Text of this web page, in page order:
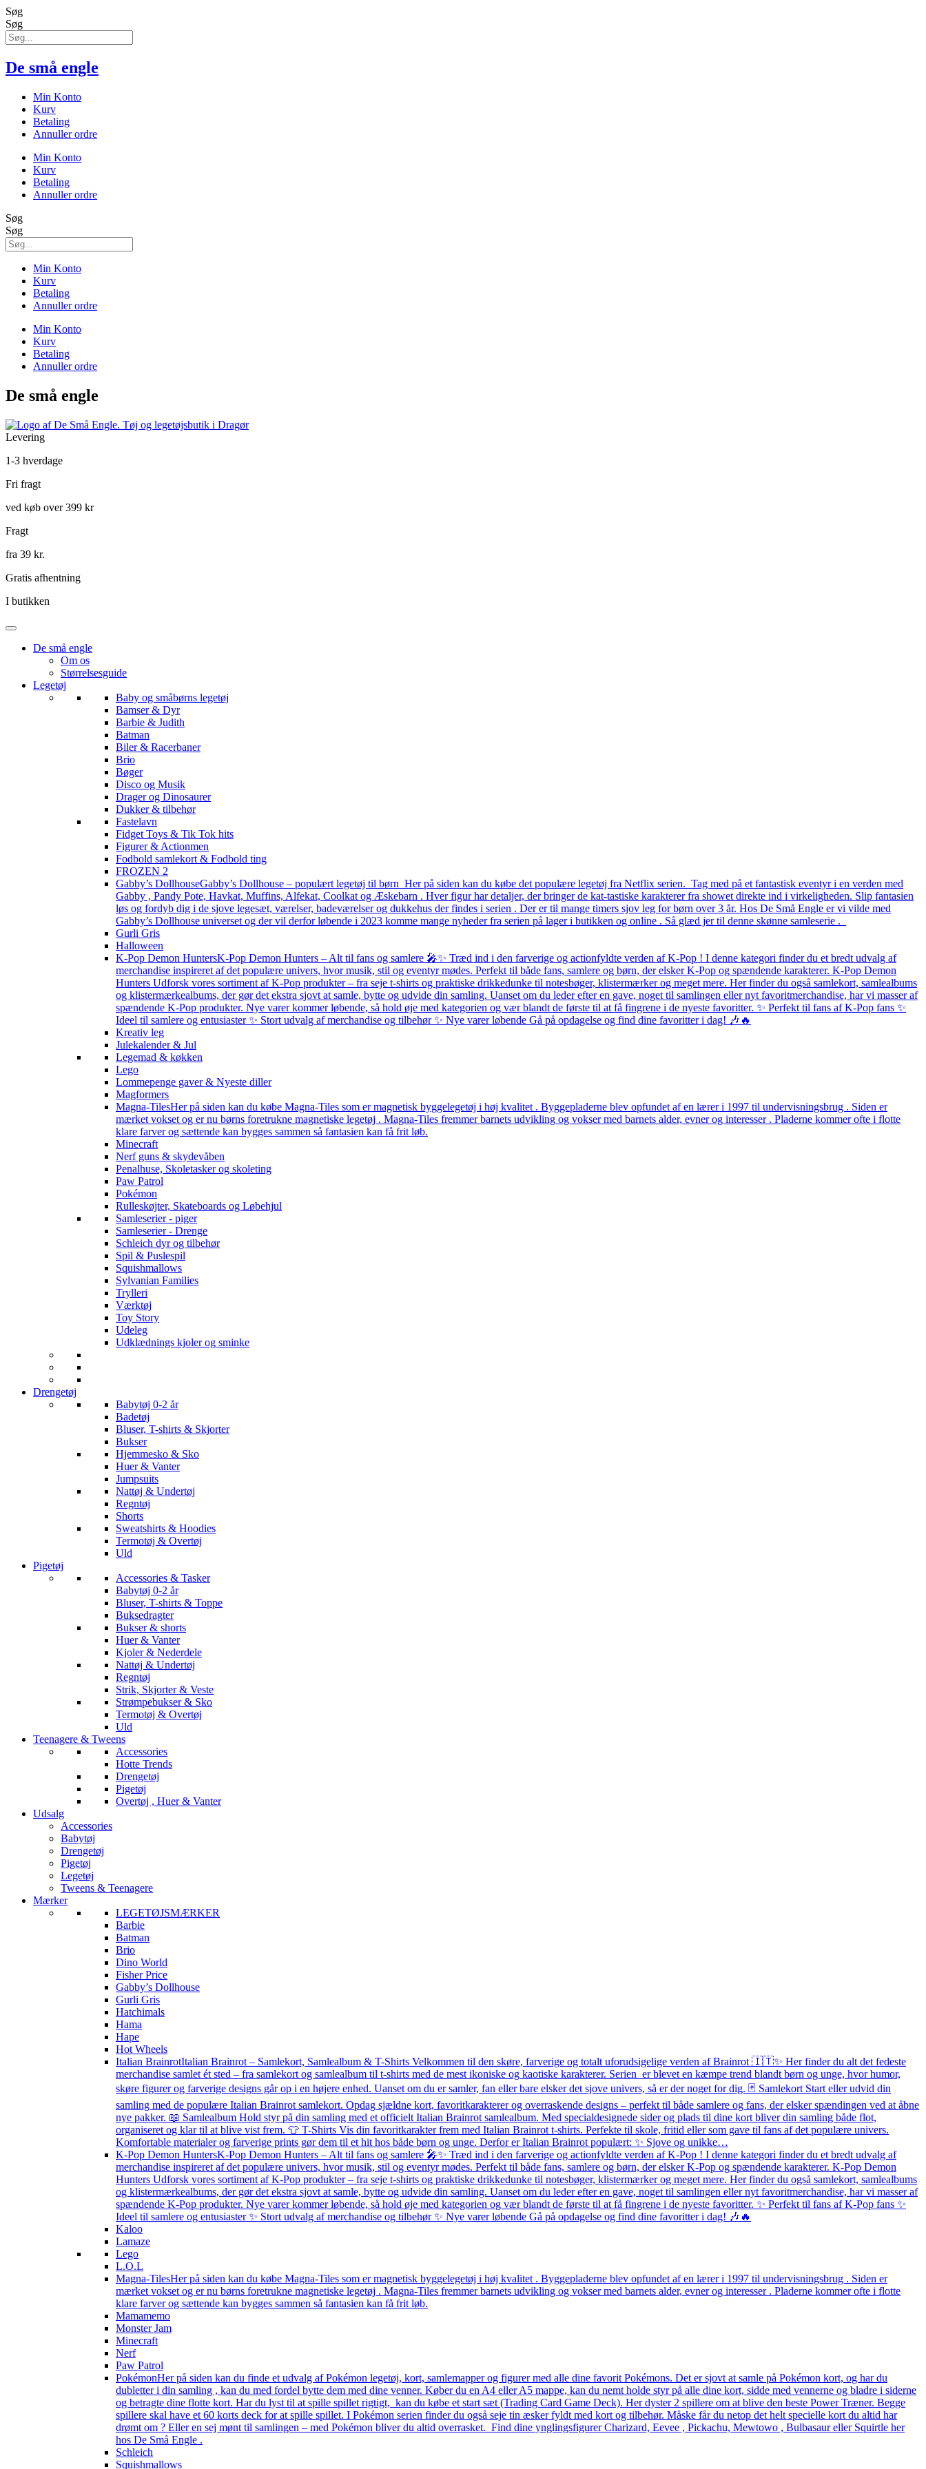
Søg
Søg
De små engle
Min Konto
Kurv
Betaling
Annuller ordre
Min Konto
Kurv
Betaling
Annuller ordre
Søg
Søg
Min Konto
Kurv
Betaling
Annuller ordre
Min Konto
Kurv
Betaling
Annuller ordre
De små engle
Levering
1-3 hverdage
Fri fragt
ved køb over 399 kr
Fragt
fra 39 kr.
Gratis afhentning
I butikken
De små engle
Om os
Størrelsesguide
Legetøj
Baby og småbørns legetøj
Bamser & Dyr
Barbie & Judith
Batman
Biler & Racerbaner
Brio
Bøger
Disco og Musik
Drager og Dinosaurer
Dukker & tilbehør
Fastelavn
Fidget Toys & Tik Tok hits
Figurer & Actionmen
Fodbold samlekort & Fodbold ting
FROZEN 2
Gabby’s DollhouseGabby’s Dollhouse – populært legetøj til børn Her på siden kan du købe det populære legetøj fra Netflix serien. Tag med på et fantastisk eventyr i en verden med
Gabby , Pandy Pote, Havkat, Muffins, Alfekat, Coolkat og Æskebarn . Hver figur har detaljer, der bringer de kat-tastiske karakterer fra showet direkte ind i virkeligheden. Slip fantasien
løs og fordyb dig i de sjove legesæt, værelser, badeværelser og dukkehus der findes i serien . Der er til mange timers sjov leg for børn over 3 år. Hos De Små Engle er vi vilde med
Gabby’s Dollhouse universet og der vil derfor løbende i 2023 komme mange nyheder fra serien på lager i butikken og online . Så glæd jer til denne skønne samleserie .
Gurli Gris
Halloween
K-Pop Demon HuntersK-Pop Demon Hunters – Alt til fans og samlere 🎤✨ Træd ind i den farverige og actionfyldte verden af K-Pop ! I denne kategori finder du et bredt udvalg af
merchandise inspireret af det populære univers, hvor musik, stil og eventyr mødes. Perfekt til både fans, samlere og børn, der elsker K-Pop og spændende karakterer. K-Pop Demon
Hunters Udforsk vores sortiment af K-Pop produkter – fra seje t-shirts og praktiske drikkedunke til notesbøger, klistermærker og meget mere. Her finder du også samlekort, samlealbums
og klistermærkealbums, der gør det ekstra sjovt at samle, bytte og udvide din samling. Uanset om du leder efter en gave, noget til samlingen eller nyt favoritmerchandise, har vi masser af
spændende K-Pop produkter. Nye varer kommer løbende, så hold øje med kategorien og vær blandt de første til at få fingrene i de nyeste favoritter. ✨ Perfekt til fans af K-Pop fans ✨
Ideel til samlere og entusiaster ✨ Stort udvalg af merchandise og tilbehør ✨ Nye varer løbende Gå på opdagelse og find dine favoritter i dag! 🎶🔥
Kreativ leg
Julekalender & Jul
Legemad & køkken
Lego
Lommepenge gaver & Nyeste diller
Magformers
Magna-TilesHer på siden kan du købe Magna-Tiles som er magnetisk byggelegetøj i høj kvalitet . Byggepladerne blev opfundet af en lærer i 1997 til undervisningsbrug . Siden er
mærket vokset og er nu børns foretrukne magnetiske legetøj . Magna-Tiles fremmer barnets udvikling og vokser med barnets alder, evner og interesser . Pladerne kommer ofte i flotte
klare farver og sættende kan bygges sammen så fantasien kan få frit løb.
Minecraft
Nerf guns & skydevåben
Penalhuse, Skoletasker og skoleting
Paw Patrol
Pokémon
Rulleskøjter, Skateboards og Løbehjul
Samleserier - piger
Samleserier - Drenge
Schleich dyr og tilbehør
Spil & Puslespil
Squishmallows
Sylvanian Families
Trylleri
Værktøj
Toy Story
Udeleg
Udklædnings kjoler og sminke
Drengetøj
Babytøj 0-2 år
Badetøj
Bluser, T-shirts & Skjorter
Bukser
Hjemmesko & Sko
Huer & Vanter
Jumpsuits
Nattøj & Undertøj
Regntøj
Shorts
Sweatshirts & Hoodies
Termotøj & Overtøj
Uld
Pigetøj
Accessories & Tasker
Babytøj 0-2 år
Bluser, T-shirts & Toppe
Buksedragter
Bukser & shorts
Huer & Vanter
Kjoler & Nederdele
Nattøj & Undertøj
Regntøj
Strik, Skjorter & Veste
Strømpebukser & Sko
Termotøj & Overtøj
Uld
Teenagere & Tweens
Accessories
Hotte Trends
Drengetøj
Pigetøj
Overtøj , Huer & Vanter
Udsalg
Accessories
Babytøj
Drengetøj
Pigetøj
Legetøj
Tweens & Teenagere
Mærker
LEGETØJSMÆRKER
Barbie
Batman
Brio
Dino World
Fisher Price
Gabby’s Dollhouse
Gurli Gris
Hatchimals
Hama
Hape
Hot Wheels
Italian BrainrotItalian Brainrot – Samlekort, Samlealbum & T-Shirts Velkommen til den skøre, farverige og totalt uforudsigelige verden af Brainrot 🇮🇹✨ Her finder du alt det fedeste
merchandise samlet ét sted – fra samlekort og samlealbum til t-shirts med de mest ikoniske og kaotiske karakterer. Serien er blevet en kæmpe trend blandt børn og unge, hvor humor,
skøre figurer og farverige designs går op i en højere enhed. Uanset om du er samler, fan eller bare elsker det sjove univers, så er der noget for dig. 🃏 Samlekort Start eller udvid din
samling med de populære Italian Brainrot samlekort. Opdag sjældne kort, favoritkarakterer og overraskende designs – perfekt til både samlere og fans, der elsker spændingen ved at åbne
nye pakker. 📖 Samlealbum Hold styr på din samling med et officielt Italian Brainrot samlealbum. Med specialdesignede sider og plads til dine kort bliver din samling både flot,
organiseret og klar til at blive vist frem. 👕 T-Shirts Vis din favoritkarakter frem med Italian Brainrot t-shirts. Perfekte til skole, fritid eller som gave til fans af det populære univers.
Komfortable materialer og farverige prints gør dem til et hit hos både børn og unge. Derfor er Italian Brainrot populært: ✨ Sjove og unikke…
K-Pop Demon HuntersK-Pop Demon Hunters – Alt til fans og samlere 🎤✨ Træd ind i den farverige og actionfyldte verden af K-Pop ! I denne kategori finder du et bredt udvalg af
merchandise inspireret af det populære univers, hvor musik, stil og eventyr mødes. Perfekt til både fans, samlere og børn, der elsker K-Pop og spændende karakterer. K-Pop Demon
Hunters Udforsk vores sortiment af K-Pop produkter – fra seje t-shirts og praktiske drikkedunke til notesbøger, klistermærker og meget mere. Her finder du også samlekort, samlealbums
og klistermærkealbums, der gør det ekstra sjovt at samle, bytte og udvide din samling. Uanset om du leder efter en gave, noget til samlingen eller nyt favoritmerchandise, har vi masser af
spændende K-Pop produkter. Nye varer kommer løbende, så hold øje med kategorien og vær blandt de første til at få fingrene i de nyeste favoritter. ✨ Perfekt til fans af K-Pop fans ✨
Ideel til samlere og entusiaster ✨ Stort udvalg af merchandise og tilbehør ✨ Nye varer løbende Gå på opdagelse og find dine favoritter i dag! 🎶🔥
Kaloo
Lamaze
Lego
L.O.L
Magna-TilesHer på siden kan du købe Magna-Tiles som er magnetisk byggelegetøj i høj kvalitet . Byggepladerne blev opfundet af en lærer i 1997 til undervisningsbrug . Siden er
mærket vokset og er nu børns foretrukne magnetiske legetøj . Magna-Tiles fremmer barnets udvikling og vokser med barnets alder, evner og interesser . Pladerne kommer ofte i flotte
klare farver og sættende kan bygges sammen så fantasien kan få frit løb.
Mamamemo
Monster Jam
Minecraft
Nerf
Paw Patrol
PokémonHer på siden kan du finde et udvalg af Pokémon legetøj, kort, samlemapper og figurer med alle dine favorit Pokémons. Det er sjovt at samle på Pokémon kort, og har du
dubletter i din samling , kan du med fordel bytte dem med dine venner. Køber du en A4 eller A5 mappe, kan du nemt holde styr på alle dine kort, sidde med vennerne og bladre i siderne
og betragte dine flotte kort. Har du lyst til at spille spillet rigtigt, kan du købe et start sæt (Trading Card Game Deck). Her dyster 2 spillere om at blive den beste Power Træner. Begge
spillere skal have et 60 korts deck for at spille spillet. I Pokémon serien finder du også seje tin æsker fyldt med kort og tilbehør. Måske får du netop det helt specielle kort du altid har
drømt om ? Eller en sej mønt til samlingen – med Pokémon bliver du altid overrasket. Find dine ynglingsfigurer Charizard, Eevee , Pickachu, Mewtowo , Bulbasaur eller Squirtle her
hos De Små Engle .
Schleich
Squishmallows